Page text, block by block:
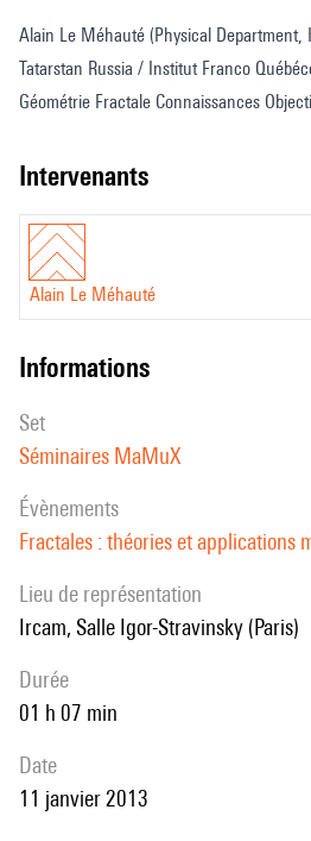
Alain Le Méhauté (Physical Department,
Tatarstan Russia / Institut Franco
Géométrie Fractale Connaissances
intervenants
Alain Le Méhauté
informations
set
Séminaires MaMuX
évènements
Fractales : théories et applications
Lieu de représentation
Ircam, Salle Igor-Stravinsky (Paris)
durée
01 h 07 min
date
11 janvier 2013